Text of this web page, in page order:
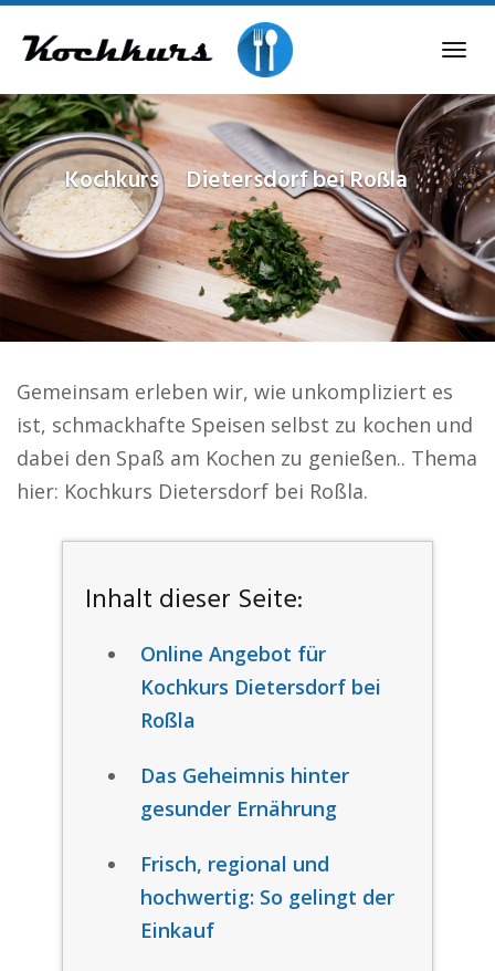
content
Kochkurs Dietersdorf bei Roßla
Gemeinsam erleben wir, wie unkompliziert es
ist, schmackhafte Speisen selbst zu kochen und
dabei den Spaß am Kochen zu genießen.. Thema
hier: Kochkurs Dietersdorf bei Roßla.
Inhalt dieser Seite:
Online Angebot für
Kochkurs Dietersdorf bei
Roßla
Das Geheimnis hinter
gesunder Ernährung
Frisch, regional und
hochwertig: So gelingt der
Einkauf